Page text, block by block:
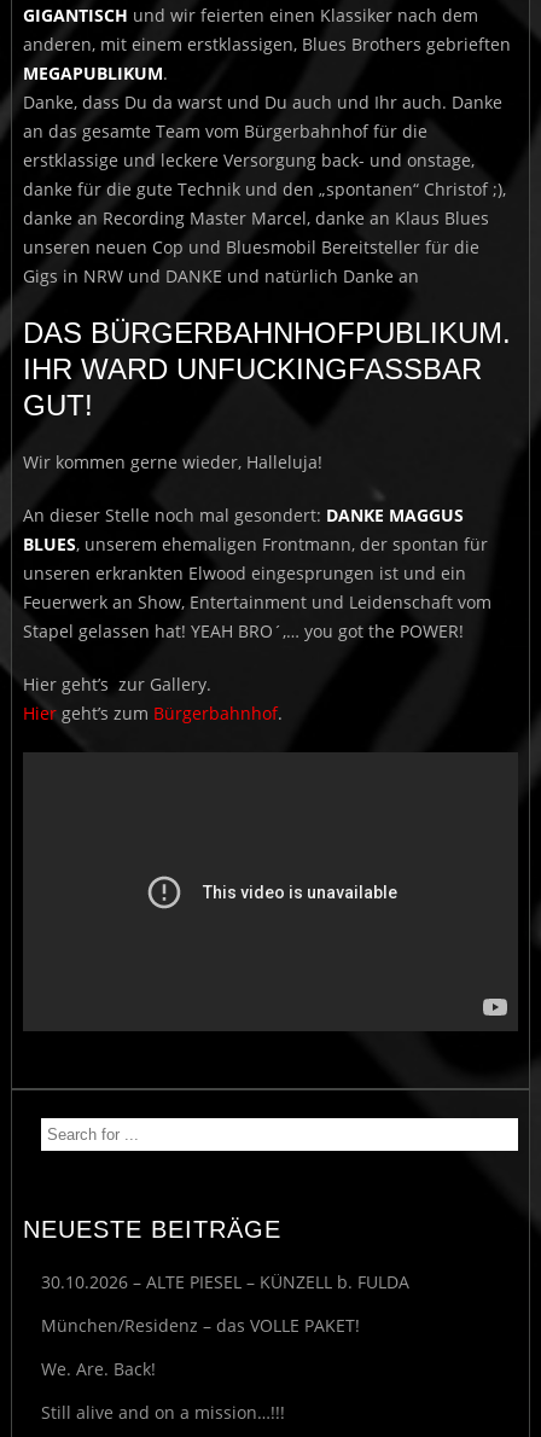
GIGANTISCH und wir feierten einen Klassiker nach dem
anderen, mit einem erstklassigen, Blues Brothers gebrieften
MEGAPUBLIKUM.
Danke, dass Du da warst und Du auch und Ihr auch. Danke
an das gesamte Team vom Bürgerbahnhof für die
erstklassige und leckere Versorgung back- und onstage,
danke für die gute Technik und den „spontanen“ Christof ;),
danke an Recording Master Marcel, danke an Klaus Blues
unseren neuen Cop und Bluesmobil Bereitsteller für die
Gigs in NRW und DANKE und natürlich Danke an
DAS BÜRGERBAHNHOFPUBLIKUM.
IHR WARD UNFUCKINGFASSBAR
GUT!
Wir kommen gerne wieder, Halleluja!
An dieser Stelle noch mal gesondert: DANKE MAGGUS
BLUES, unserem ehemaligen Frontmann, der spontan für
unseren erkrankten Elwood eingesprungen ist und ein
Feuerwerk an Show, Entertainment und Leidenschaft vom
Stapel gelassen hat! YEAH BRO´,… you got the POWER!
Hier geht’s zur Gallery.
Hier geht’s zum Bürgerbahnhof.
NEUESTE BEITRÄGE
30.10.2026 – ALTE PIESEL – KÜNZELL b. FULDA
München/Residenz – das VOLLE PAKET!
We. Are. Back!
Still alive and on a mission…!!!